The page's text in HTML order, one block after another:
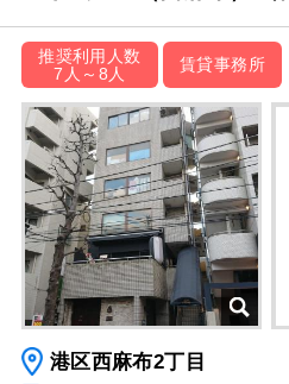
推奨利用人数
7人～8人
賃貸事務所
港区西麻布2丁目